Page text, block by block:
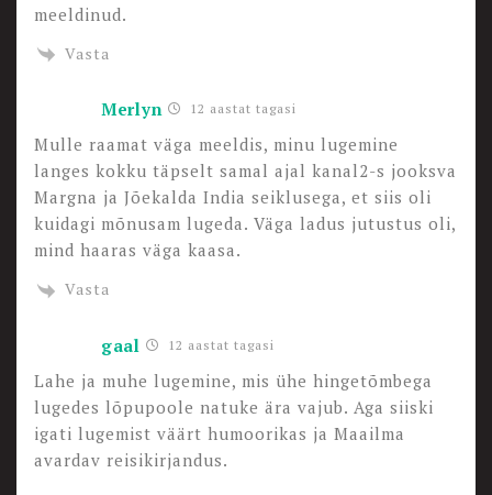
meeldinud.
Vasta
Merlyn 12 aastat tagasi
Mulle raamat väga meeldis, minu lugemine
langes kokku täpselt samal ajal kanal2-s jooksva
Margna ja Jõekalda India seiklusega, et siis oli
kuidagi mõnusam lugeda. Väga ladus jutustus oli,
mind haaras väga kaasa.
Vasta
gaal 12 aastat tagasi
Lahe ja muhe lugemine, mis ühe hingetõmbega
lugedes lõpupoole natuke ära vajub. Aga siiski
igati lugemist väärt humoorikas ja Maailma
avardav reisikirjandus.